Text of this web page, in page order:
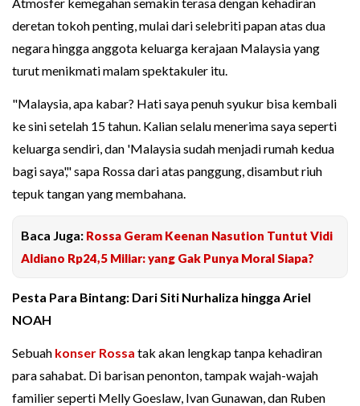
deretan tokoh penting, mulai dari selebriti papan atas dua
negara hingga anggota keluarga kerajaan Malaysia yang
turut menikmati malam spektakuler itu.
"Malaysia, apa kabar? Hati saya penuh syukur bisa kembali
ke sini setelah 15 tahun. Kalian selalu menerima saya seperti
keluarga sendiri, dan 'Malaysia sudah menjadi rumah kedua
bagi saya'," sapa Rossa dari atas panggung, disambut riuh
tepuk tangan yang membahana.
Baca Juga: Rossa Geram Keenan Nasution Tuntut Vidi
Aldiano Rp24,5 Miliar: yang Gak Punya Moral Siapa?
Pesta Para Bintang: Dari Siti Nurhaliza hingga Ariel
NOAH
Sebuah konser Rossa tak akan lengkap tanpa kehadiran
para sahabat. Di barisan penonton, tampak wajah-wajah
familier seperti Melly Goeslaw, Ivan Gunawan, dan Ruben